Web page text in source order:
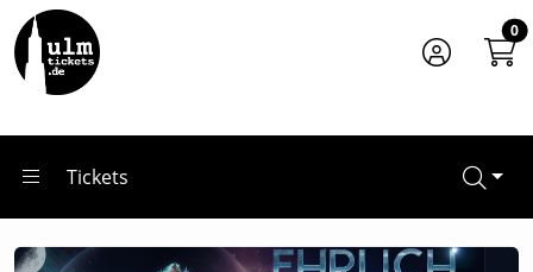
Zum Hauptinhalt springen 0
Tickets
Startseite
Tickets
EHRLICH BROTHERS - WONDERWORLD